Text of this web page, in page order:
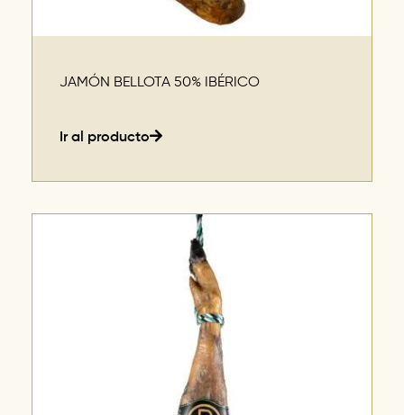
JAMÓN BELLOTA 50% IBÉRICO
Ir al producto